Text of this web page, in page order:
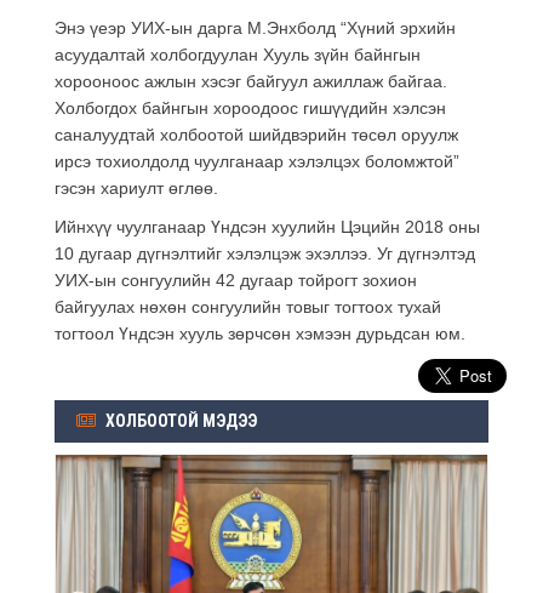
Энэ үеэр УИХ-ын дарга М.Энхболд “Хүний эрхийн
асуудалтай холбогдуулан Хууль зүйн байнгын
хорооноос ажлын хэсэг байгуул ажиллаж байгаа.
Холбогдох байнгын хороодоос гишүүдийн хэлсэн
саналуудтай холбоотой шийдвэрийн төсөл оруулж
ирсэ тохиолдолд чуулганаар хэлэлцэх боломжтой”
гэсэн хариулт өглөө.
Ийнхүү чуулганаар Үндсэн хуулийн Цэцийн 2018 оны
10 дугаар дүгнэлтийг хэлэлцэж эхэллээ. Уг дүгнэлтэд
УИХ-ын сонгуулийн 42 дугаар тойрогт зохион
байгуулах нөхөн сонгуулийн товыг тогтоох тухай
тогтоол Үндсэн хууль зөрчсөн хэмээн дурьдсан юм.
ХОЛБООТОЙ МЭДЭЭ